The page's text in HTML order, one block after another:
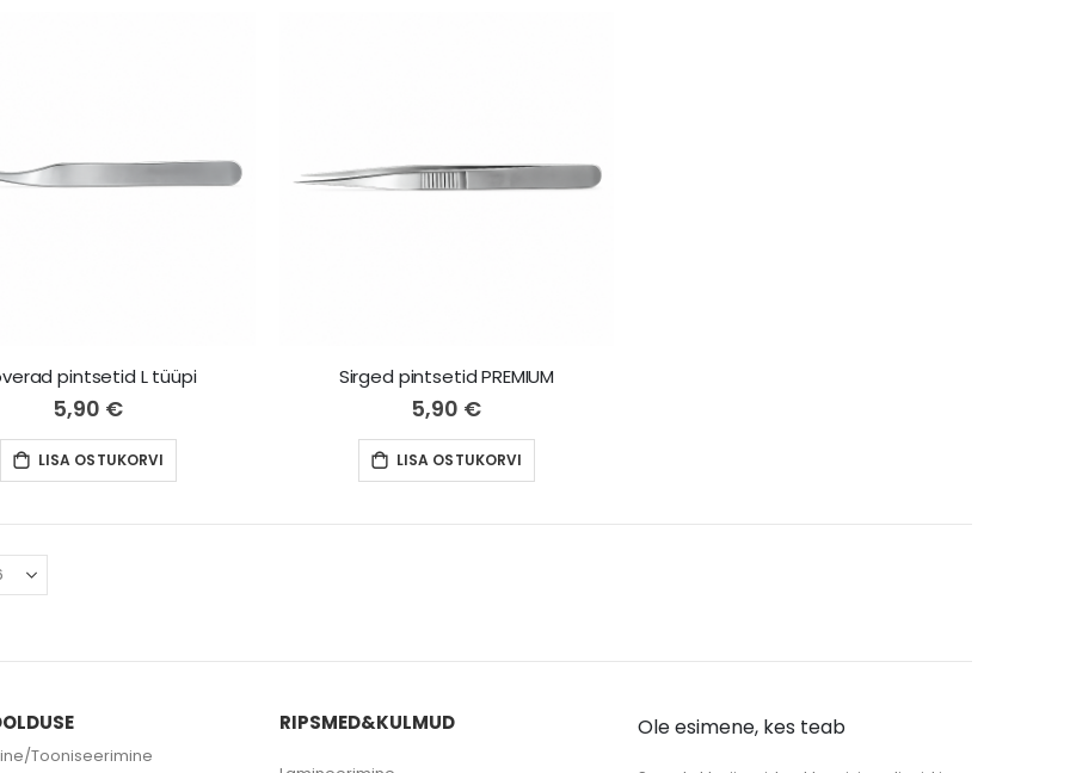
pintsetid L tüüpi
5,90 €
LISA OSTUKORVI
Sirged pintsetid PREMIUM
5,90 €
LISA OSTUKORVI
Tooniseerimine
RIPSMED&KULMUD Ole esimene, kes teab